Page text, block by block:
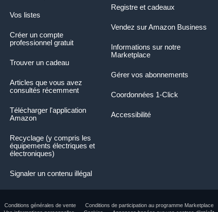
Registre et cadeaux
Vendez sur Amazon Business
Informations sur notre
Marketplace
Gérer vos abonnements
Coordonnées 1-Click
Accessibilité
Vos listes
Créer un compte
professionnel gratuit
Trouver un cadeau
Articles que vous avez
consultés récemment
Télécharger l'application
Amazon
Recyclage (y compris les
équipements électriques et
électroniques)
Signaler un contenu illégal
Conditions générales de vente
Conditions de participation au programme Marketplace